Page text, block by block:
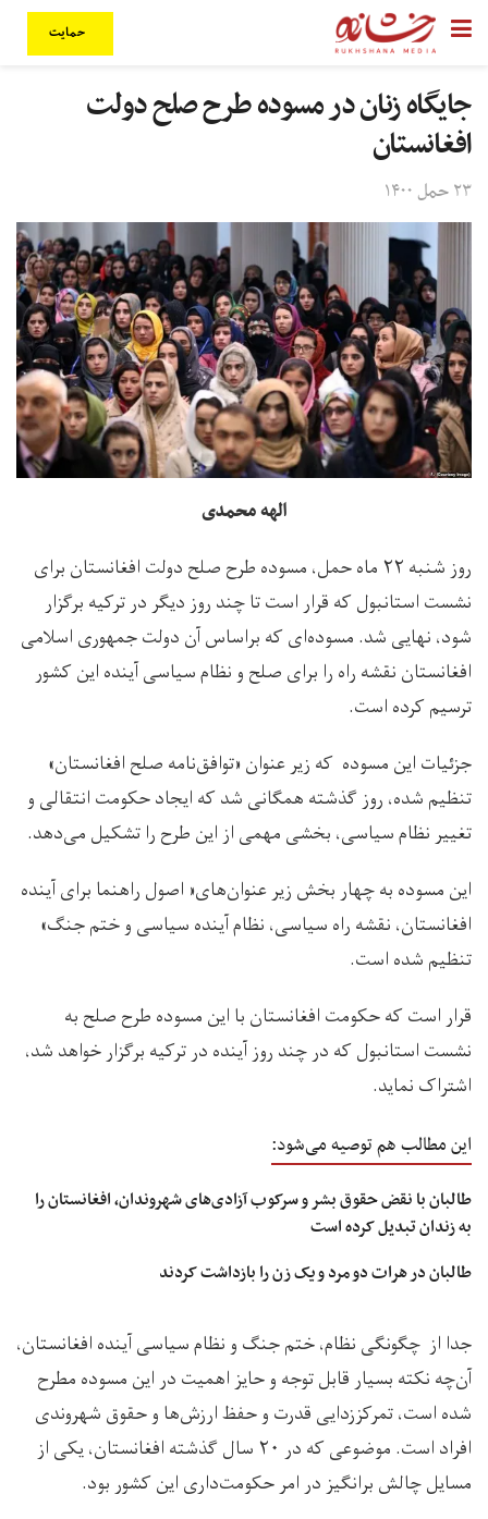
حمایت
جایگاه زنان در مسوده طرح صلح دولت
افغانستان
۲۳ حمل ۱۴۰۰
الهه محمدی
روز شنبه ۲۲ ماه حمل، مسوده طرح صلح دولت افغانستان برای
نشست استانبول که قرار است تا چند روز دیگر در ترکیه برگزار
شود، نهایی شد. مسوده‌ای که براساس آن دولت جمهوری اسلامی
افغانستان نقشه راه را برای صلح و نظام سیاسی آینده این کشور
ترسیم کرده است.
جزئیات این مسوده که زیر عنوان «توافق‌نامه صلح افغانستان»
تنظیم شده، روز گذشته همگانی شد که ایجاد حکومت انتقالی و
تغییر نظام سیاسی، بخشی مهمی از این طرح را تشکیل می‌دهد.
این مسوده به چهار بخش زیر عنوان‌های« اصول راهنما برای آینده
افغانستان، نقشه راه سیاسی، نظام آینده سیاسی و ختم جنگ»
تنظیم شده است.
قرار است که حکومت افغانستان با این مسوده طرح صلح به
نشست استانبول که در چند روز آینده در ترکیه برگزار خواهد شد،
اشتراک نماید.
این مطالب هم توصیه می‌شود:
طالبان با نقض حقوق بشر و سرکوب آزادی‌های شهروندان، افغانستان را
به زندان تبدیل کرده است
طالبان در هرات دو مرد و یک زن را بازداشت کردند
جدا از چگونگی نظام، ختم جنگ و نظام سیاسی آینده افغانستان،
آن‌چه نکته بسیار قابل توجه و حایز اهمیت در این مسوده مطرح
شده است، تمرکززدایی قدرت و حفظ ارزش‌ها و حقوق شهروندی
افراد است. موضوعی که در ۲۰ سال گذشته افغانستان، یکی از
مسایل چالش برانگیز در امر حکومت‌داری این کشور بود.